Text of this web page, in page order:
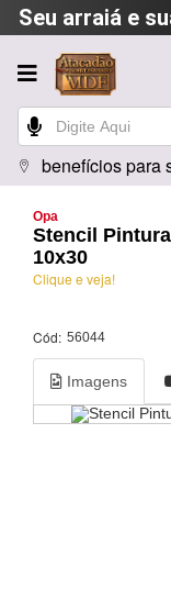
Seu arraiá e
benefícios para
Opa
Stencil
10x30
Clique e veja!
Cód: 56044
Imagens